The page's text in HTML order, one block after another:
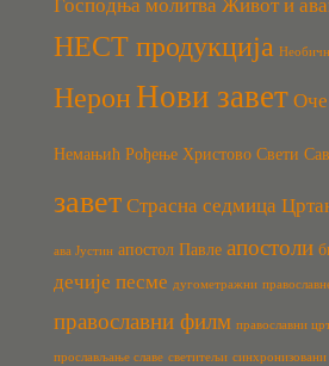
Господња молитва Живот и
НЕСТ продукција
Нерон Нови завет
Немањић Рођење Христово Свети
завет Страсна седмица
ава Јустин апостол Павле апостоли
дечије песме дугометражни
православни филм православни
прослављање славе светитељи синхронизовани